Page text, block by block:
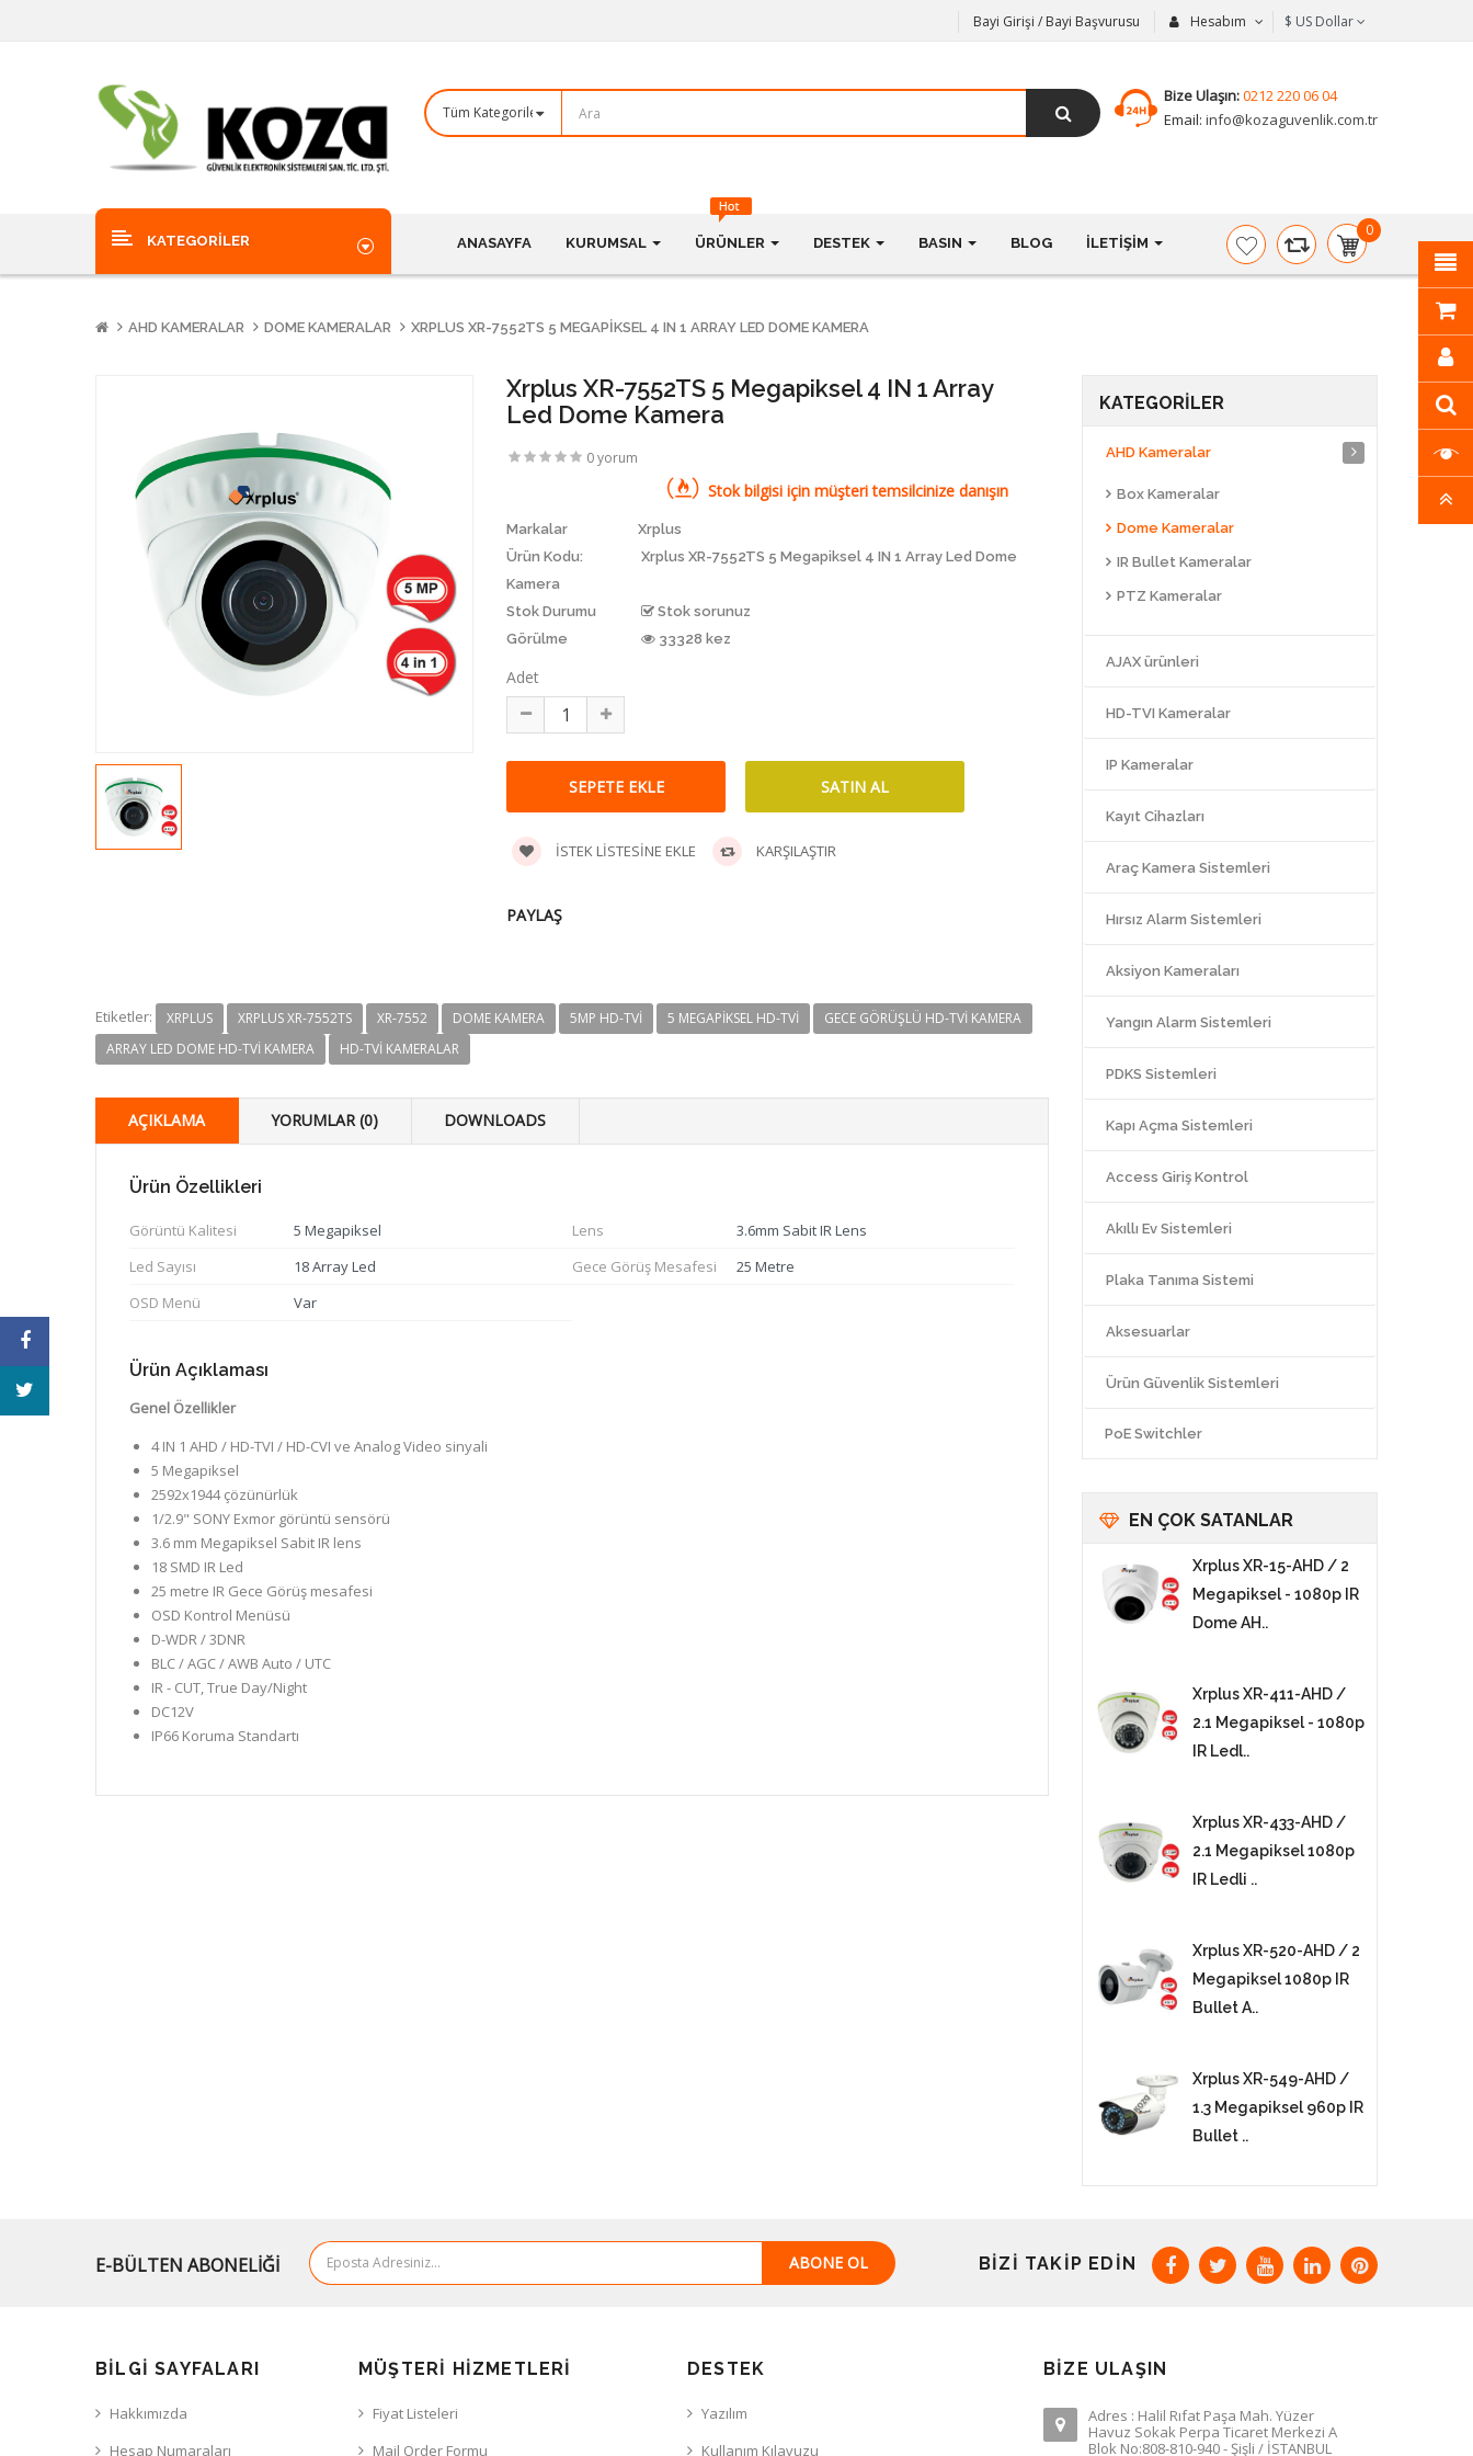
Bayi Girişi / Bayi Başvurusu Hesabım $ US Dollar
Bize Ulaşın:0212 220 06 04
Email: info@kozaguvenlik.com.tr
KATEGORILER ANASAYFA KURUMSAL ÜRÜNLER DESTEK BASIN BLOG İLETIŞIM
0
item(s)
-
AHD KAMERALAR DOME KAMERALAR XRPLUS XR-7552TS 5 MEGAPIKSEL 4 IN 1 ARRAY LED DOME KAMERA
Xrplus XR-7552TS 5 Megapiksel 4 IN 1 Array
Led Dome Kamera
0 yorum
Stok bilgisi için müşteri temsilcinize danışın
Markalar
Xrplus
Ürün Kodu:
Xrplus XR-7552TS 5 Megapiksel 4 IN 1 Array Led Dome
Kamera
Stok Durumu
Stok sorunuz
Görülme
33328 kez
Adet
İSTEK LISTESINE EKLE KARŞILAŞTIR
PAYLAŞ
Etiketler: XRPLUS XRPLUS XR-7552TS XR-7552 DOME KAMERA 5MP HD-TVI 5 MEGAPIKSEL HD-TVI
GECE GÖRÜŞLÜ HD-TVI KAMERA
ARRAY LED DOME HD-TVI KAMERA
HD-TVI KAMERALAR
AÇIKLAMA YORUMLAR (0) DOWNLOADS
Ürün Özellikleri
Görüntü Kalitesi 5 Megapiksel Lens
3.6mm Sabit IR Lens
Led Sayısı
18 Array Led Gece Görüş Mesafesi
25 Metre
OSD Menü
Var
Ürün Açıklaması
Genel Özellikler
4 IN 1 AHD / HD-TVI / HD-CVI ve Analog Video sinyali
5 Megapiksel
2592x1944 çözünürlük
1/2.9" SONY Exmor görüntü sensörü
3.6 mm Megapiksel Sabit IR lens
18 SMD IR Led
25 metre IR Gece Görüş mesafesi
OSD Kontrol Menüsü
D-WDR / 3DNR
BLC / AGC / AWB Auto / UTC
IR - CUT, True Day/Night
DC12V
IP66 Koruma Standartı
KATEGORILER
AHD Kameralar
Box Kameralar
Dome Kameralar
IR Bullet Kameralar
PTZ Kameralar
AJAX ürünleri
HD-TVI Kameralar
IP Kameralar
Kayıt Cihazları
Araç Kamera Sistemleri
Hırsız Alarm Sistemleri
Aksiyon Kameraları
Yangın Alarm Sistemleri
PDKS Sistemleri
Kapı Açma Sistemleri
Access Giriş Kontrol
Akıllı Ev Sistemleri
Plaka Tanıma Sistemi
Aksesuarlar
Ürün Güvenlik Sistemleri
PoE Switchler
EN ÇOK SATANLAR
Xrplus XR-15-AHD / 2
Megapiksel - 1080p IR
Dome AH..
Xrplus XR-411-AHD /
2.1 Megapiksel - 1080p
IR Ledl..
Xrplus XR-433-AHD /
2.1 Megapiksel 1080p
IR Ledli ..
Xrplus XR-520-AHD / 2
Megapiksel 1080p IR
Bullet A..
Xrplus XR-549-AHD /
1.3 Megapiksel 960p IR
Bullet ..
E-BÜLTEN ABONELİĞİ ABONE OL BIZI TAKIP EDIN
BILGI SAYFALARI
Hakkımızda
Hesap Numaraları
MÜŞTERI HIZMETLERI
Fiyat Listeleri
Mail Order Formu
DESTEK
Yazılım
Kullanım Kılavuzu
BIZE ULAŞIN
Adres : Halil Rıfat Paşa Mah. Yüzer
Havuz Sokak Perpa Ticaret Merkezi A
Blok No:808-810-940 - Şişli / İSTANBUL